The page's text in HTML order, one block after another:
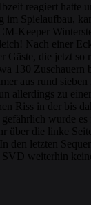
reagiert hatte
Spielaufbau,
Keeper
Nach einer
Gäste, die jetzt
130
aus rund
allerdings zu
Riss in der bis
wurde
über die linke
den letzten
weiterhin